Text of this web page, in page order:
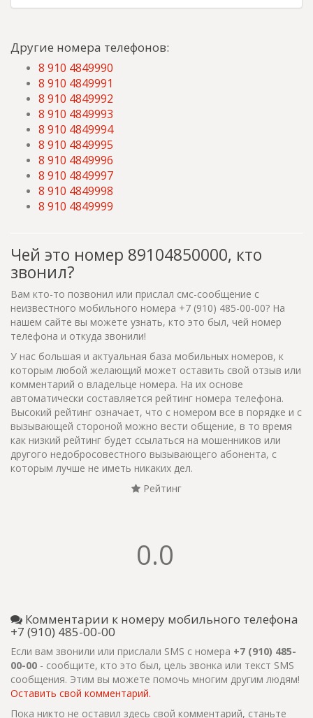
Другие номера телефонов:
8 910 4849990
8 910 4849991
8 910 4849992
8 910 4849993
8 910 4849994
8 910 4849995
8 910 4849996
8 910 4849997
8 910 4849998
8 910 4849999
Чей это номер 89104850000, кто
звонил?
Вам кто-то позвонил или прислал смс-сообщение с
неизвестного мобильного номера +7 (910) 485-00-00? На
нашем сайте вы можете узнать, кто это был, чей номер
телефона и откуда звонили!
У нас большая и актуальная база мобильных номеров, к
которым любой желающий может оставить свой отзыв или
комментарий о владельце номера. На их основе
автоматически составляется рейтинг номера телефона.
Высокий рейтинг означает, что с номером все в порядке и с
вызывающей стороной можно вести общение, в то время
как низкий рейтинг будет ссылаться на мошенников или
другого недобросовестного вызывающего абонента, с
которым лучше не иметь никаких дел.
Рейтинг
0.0
Комментарии к номеру мобильного телефона
+7 (910) 485-00-00
Если вам звонили или прислали SMS с номера +7 (910) 485-
00-00 - сообщите, кто это был, цель звонка или текст SMS
сообщения. Этим вы можете помочь многим другим людям!
Оставить свой комментарий.
Пока никто не оставил здесь свой комментарий, станьте